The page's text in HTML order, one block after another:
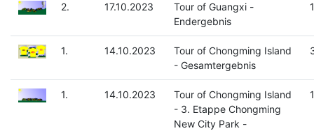
2. 17.10.2023
Tour of Guangxi -
Endergebnis
1. 14.10.2023
Tour of Chongming Island
- Gesamtergebnis
1. 14.10.2023
Tour of Chongming Island
- 3. Etappe Chongming
New City Park -